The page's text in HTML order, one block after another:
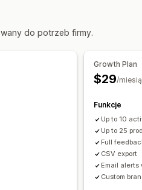
Formularze
do potrzeb firmy.
Growth Plan
$29/
Funkcje
Up to 10
Up to 25
Full
CSV export
Email alerts
Custom